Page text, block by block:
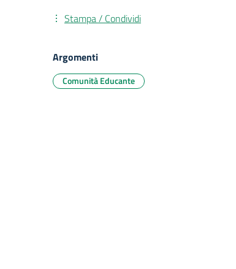
Stampa / Condividi
Argomenti
Comunità Educante